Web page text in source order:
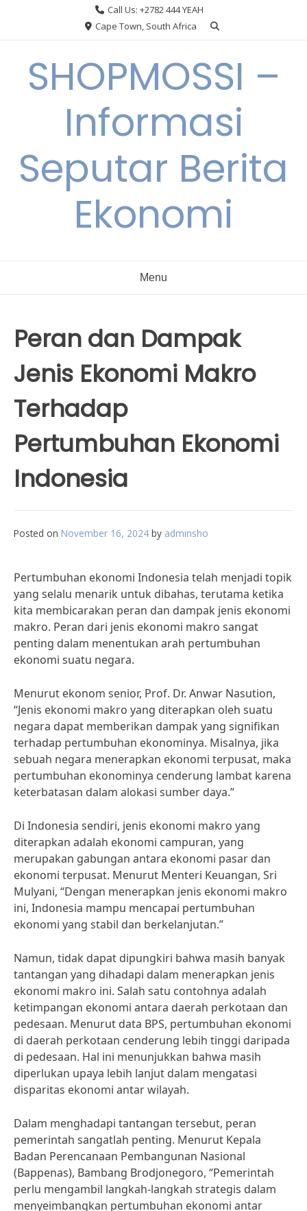
Call Us: +2782 444 YEAH
Cape Town, South Africa
SHOPMOSSI –
Informasi
Seputar Berita
Ekonomi
Menu
Peran dan Dampak
Jenis Ekonomi Makro
Terhadap
Pertumbuhan Ekonomi
Indonesia
Posted on November 16, 2024 by adminsho
Pertumbuhan ekonomi Indonesia telah menjadi topik
yang selalu menarik untuk dibahas, terutama ketika
kita membicarakan peran dan dampak jenis ekonomi
makro. Peran dari jenis ekonomi makro sangat
penting dalam menentukan arah pertumbuhan
ekonomi suatu negara.
Menurut ekonom senior, Prof. Dr. Anwar Nasution,
“Jenis ekonomi makro yang diterapkan oleh suatu
negara dapat memberikan dampak yang signifikan
terhadap pertumbuhan ekonominya. Misalnya, jika
sebuah negara menerapkan ekonomi terpusat, maka
pertumbuhan ekonominya cenderung lambat karena
keterbatasan dalam alokasi sumber daya.”
Di Indonesia sendiri, jenis ekonomi makro yang
diterapkan adalah ekonomi campuran, yang
merupakan gabungan antara ekonomi pasar dan
ekonomi terpusat. Menurut Menteri Keuangan, Sri
Mulyani, “Dengan menerapkan jenis ekonomi makro
ini, Indonesia mampu mencapai pertumbuhan
ekonomi yang stabil dan berkelanjutan.”
Namun, tidak dapat dipungkiri bahwa masih banyak
tantangan yang dihadapi dalam menerapkan jenis
ekonomi makro ini. Salah satu contohnya adalah
ketimpangan ekonomi antara daerah perkotaan dan
pedesaan. Menurut data BPS, pertumbuhan ekonomi
di daerah perkotaan cenderung lebih tinggi daripada
di pedesaan. Hal ini menunjukkan bahwa masih
diperlukan upaya lebih lanjut dalam mengatasi
disparitas ekonomi antar wilayah.
Dalam menghadapi tantangan tersebut, peran
pemerintah sangatlah penting. Menurut Kepala
Badan Perencanaan Pembangunan Nasional
(Bappenas), Bambang Brodjonegoro, “Pemerintah
perlu mengambil langkah-langkah strategis dalam
menyeimbangkan pertumbuhan ekonomi antar